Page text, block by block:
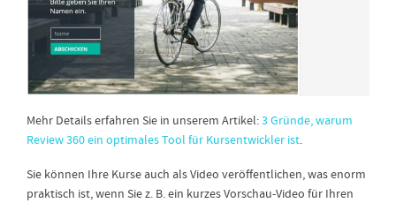
Mehr Details erfahren Sie in unserem Artikel:3 Gründe, warum
Review 360 ein optimales Tool für Kursentwickler ist.
Sie können Ihre Kurse auch als Video veröffentlichen, was enorm
praktisch ist, wenn Sie z. B. ein kurzes Vorschau-Video für Ihren